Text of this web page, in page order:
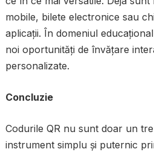
mobile, bilete electronice sau
aplicații. În domeniul
noi oportunități de învățare
personalizate.
Concluzie
Codurile QR nu sunt doar un
instrument simplu și puternic